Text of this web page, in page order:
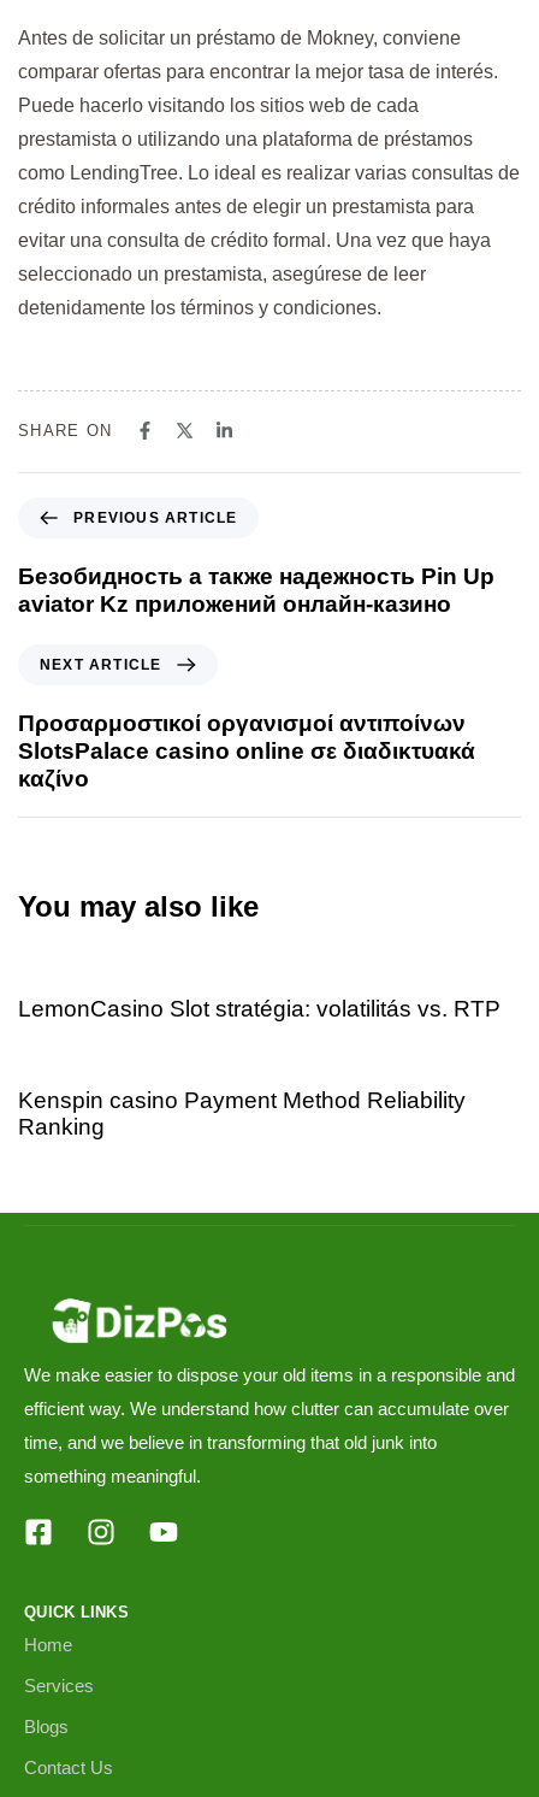
Antes de solicitar un préstamo de Mokney, conviene
comparar ofertas para encontrar la mejor tasa de interés.
Puede hacerlo visitando los sitios web de cada
prestamista o utilizando una plataforma de préstamos
como LendingTree. Lo ideal es realizar varias consultas de
crédito informales antes de elegir un prestamista para
evitar una consulta de crédito formal. Una vez que haya
seleccionado un prestamista, asegúrese de leer
detenidamente los términos y condiciones.
SHARE ON
PREVIOUS ARTICLE
Безобидность а также надежность Pin Up
aviator Kz приложений онлайн-казино
NEXT ARTICLE
Προσαρμοστικοί οργανισμοί αντιποίνων
SlotsPalace casino online σε διαδικτυακά
καζίνο
You may also like
LemonCasino Slot stratégia: volatilitás vs. RTP
Kenspin casino Payment Method Reliability
Ranking
We make easier to dispose your old items in a responsible and
efficient way. We understand how clutter can accumulate over
time, and we believe in transforming that old junk into
something meaningful.
QUICK LINKS
Home
Services
Blogs
Contact Us